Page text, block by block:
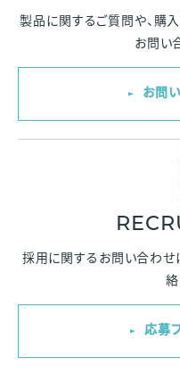
製品に関するご質問や、購
お問い
お問
採用に関するお問い合わせ
絡
応募